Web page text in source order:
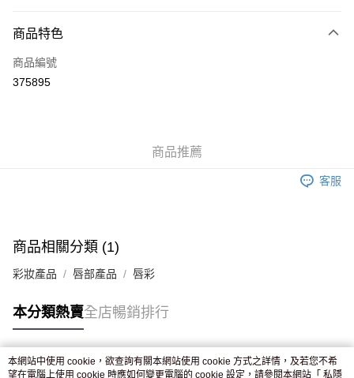
信用卡
Apple Pay
付款後門市自取，訂單確認後2-4個工作天到店，7天內取。逾期後
商品特色
商品編號
375895
商品推薦
客服
商品相關分類 (1)
彩妝產品 唇部產品 唇彩
本分類熱賣全店暢銷排行
熱門標籤
本網站中使用 cookie，欲查詢有關本網站使用 cookie 方式之詳情，及若您不希
望在電腦上使用 cookie 時應如何變更電腦的 cookie 設定，請參閱本網站「 私隱